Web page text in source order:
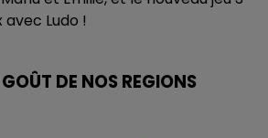
Ludo !
GOÛT DE NOS REGIONS